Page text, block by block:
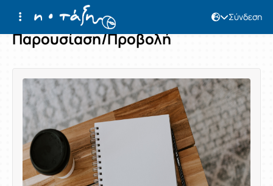
Σύνδεση
Παρουσίαση/Προβολή